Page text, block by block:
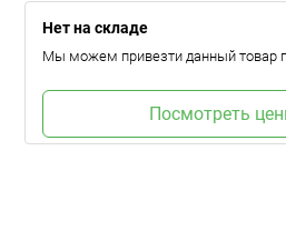
Нет на складе
Мы можем привезти данный товар
Посмотреть